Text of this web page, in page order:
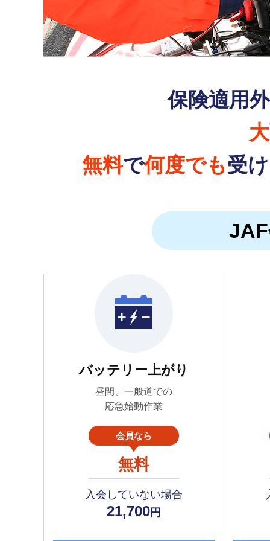
保険適用
無料で何度でも受
バッテリー上がり
昼間、一般道での
応急始動作業
会員なら
無料
入会していない場合
21,700 円